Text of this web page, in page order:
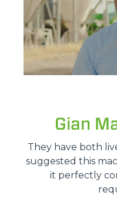
Gian
They have both
suggested this
it perfectly